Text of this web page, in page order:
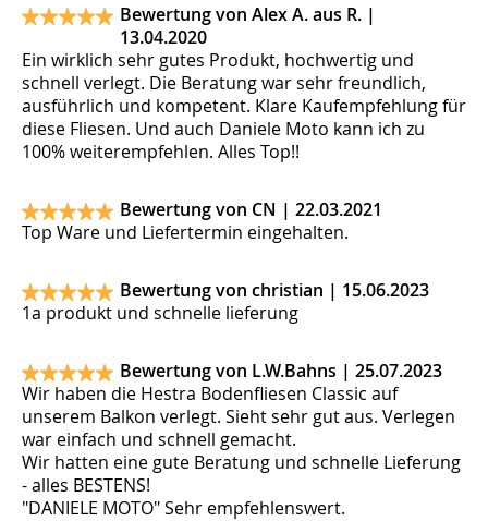
Bewertung von Alex A. aus R. |
13.04.2020
Ein wirklich sehr gutes Produkt, hochwertig und
schnell verlegt. Die Beratung war sehr freundlich,
ausführlich und kompetent. Klare Kaufempfehlung für
diese Fliesen. Und auch Daniele Moto kann ich zu
100% weiterempfehlen. Alles Top!!
Bewertung von CN | 22.03.2021
Top Ware und Liefertermin eingehalten.
Bewertung von christian | 15.06.2023
1a produkt und schnelle lieferung
Bewertung von L.W.Bahns | 25.07.2023
Wir haben die Hestra Bodenfliesen Classic auf
unserem Balkon verlegt. Sieht sehr gut aus. Verlegen
war einfach und schnell gemacht.
Wir hatten eine gute Beratung und schnelle Lieferung
- alles BESTENS!
"DANIELE MOTO" Sehr empfehlenswert.